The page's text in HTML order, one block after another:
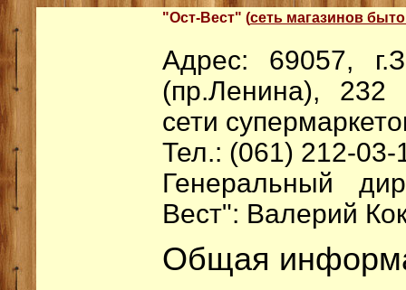
"Ост-Вест" (сеть магазинов
Адрес: 69057,
(пр.Ленина), 232
сети
Тел.: (061) 212-03-
Генеральный
Вест": Валерий
Общая